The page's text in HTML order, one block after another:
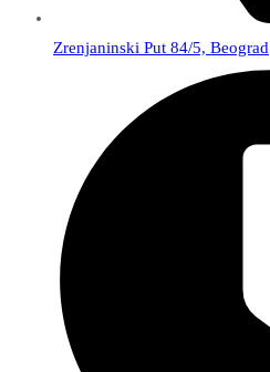
Zrenjaninski Put 84/5, Beograd